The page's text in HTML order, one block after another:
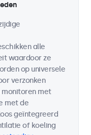
alle
waardoor ze
op universele
verzonken
monitoren met
met de
geïntegreerd
of koeling